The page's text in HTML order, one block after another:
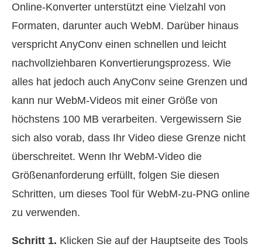
Online‑Konverter unterstützt eine Vielzahl von
Formaten, darunter auch WebM. Darüber hinaus
verspricht AnyConv einen schnellen und leicht
nachvollziehbaren Konvertierungsprozess. Wie
alles hat jedoch auch AnyConv seine Grenzen und
kann nur WebM‑Videos mit einer Größe von
höchstens 100 MB verarbeiten. Vergewissern Sie
sich also vorab, dass Ihr Video diese Grenze nicht
überschreitet. Wenn Ihr WebM‑Video die
Größenanforderung erfüllt, folgen Sie diesen
Schritten, um dieses Tool für WebM‑zu‑PNG online
zu verwenden.
Schritt 1. Klicken Sie auf der Hauptseite des Tools